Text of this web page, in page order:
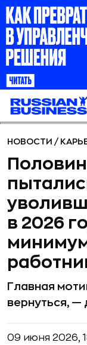
НОВОСТИ /
в 2026
Главная
вернуться, —
09 июня 2026,